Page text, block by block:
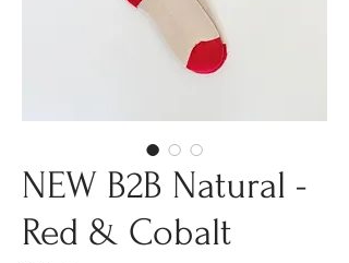
NEW B2B Natural -
Red & Cobalt